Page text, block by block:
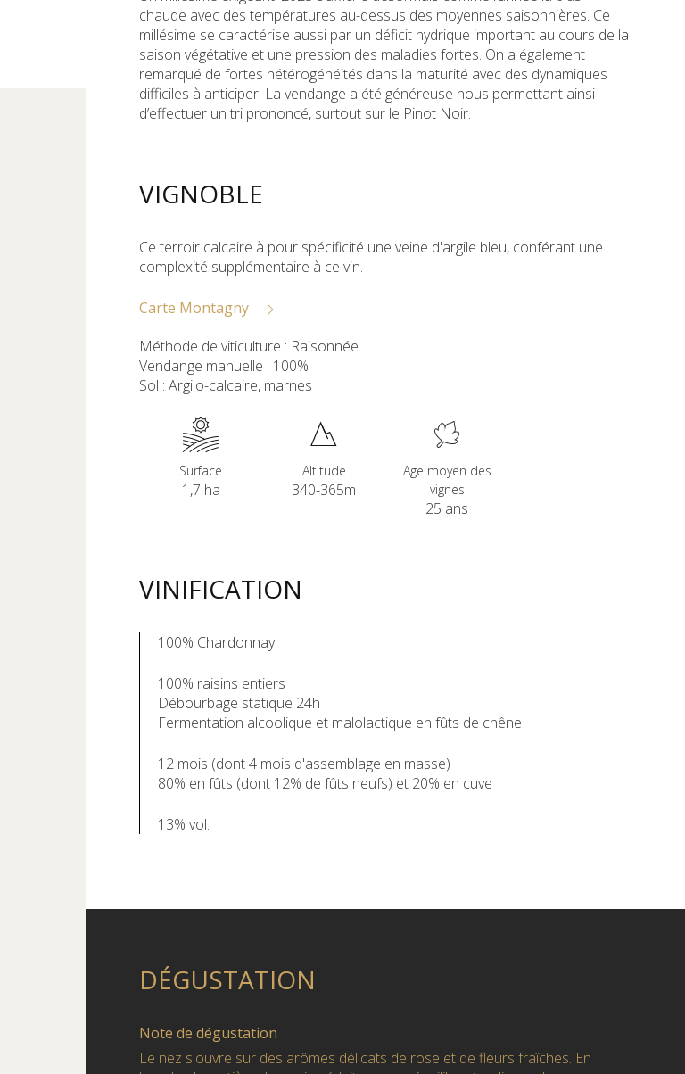
chaude avec des températures au-dessus des moyennes saisonnières. Ce
millésime se caractérise aussi par un déficit hydrique important au cours de la
saison végétative et une pression des maladies fortes. On a également
remarqué de fortes hétérogénéités dans la maturité avec des dynamiques
difficiles à anticiper. La vendange a été généreuse nous permettant ainsi
d’effectuer un tri prononcé, surtout sur le Pinot Noir.
VIGNOBLE
Ce terroir calcaire à pour spécificité une veine d'argile bleu, conférant une
complexité supplémentaire à ce vin.
Carte Montagny
Méthode de viticulture : Raisonnée
Vendange manuelle : 100%
Sol : Argilo-calcaire, marnes
Surface
1,7 ha
Altitude
340-365m
Age moyen des
vignes
25 ans
VINIFICATION
100% Chardonnay
100% raisins entiers
Débourbage statique 24h
Fermentation alcoolique et malolactique en fûts de chêne
12 mois (dont 4 mois d'assemblage en masse)
80% en fûts (dont 12% de fûts neufs) et 20% en cuve
13% vol.
DÉGUSTATION
Note de dégustation
Le nez s'ouvre sur des arômes délicats de rose et de fleurs fraîches. En